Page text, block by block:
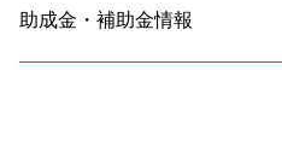
助成金・補助金情報